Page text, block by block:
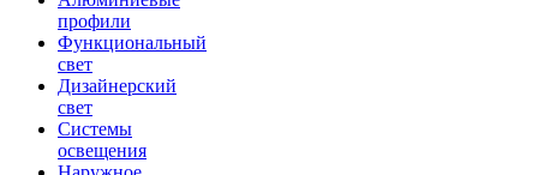
профили
Функциональный
свет
Дизайнерский
свет
Системы
освещения